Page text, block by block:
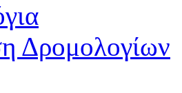
Δρομολογίων